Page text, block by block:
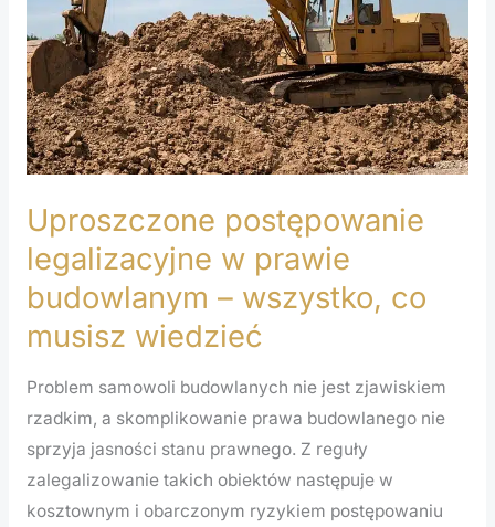
Uproszczone postępowanie
legalizacyjne w prawie
budowlanym – wszystko, co
musisz wiedzieć
Problem samowoli budowlanych nie jest zjawiskiem
rzadkim, a skomplikowanie prawa budowlanego nie
sprzyja jasności stanu prawnego. Z reguły
zalegalizowanie takich obiektów następuje w
kosztownym i obarczonym ryzykiem postępowaniu
prawie
budowlanym
–
wszystko,
co
musisz